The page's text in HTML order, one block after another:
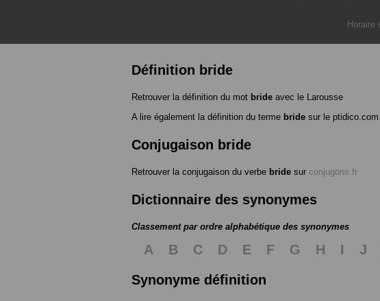
Horaire
Définition bride
Retrouver la définition du mot bride avec le Larousse
A lire également la définition du terme bride sur le ptidico.com
Conjugaison bride
Retrouver la conjugaison du verbe bride sur conjugons.fr
Dictionnaire des synonymes
Classement par ordre alphabétique des synonymes
A B C D E F G H I J
Synonyme définition